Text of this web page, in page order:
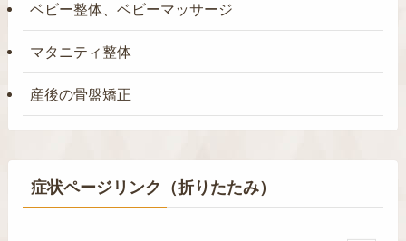
ベビー整体、ベビーマッサージ
マタニティ整体
産後の骨盤矯正
症状ページリンク（折りたたみ）